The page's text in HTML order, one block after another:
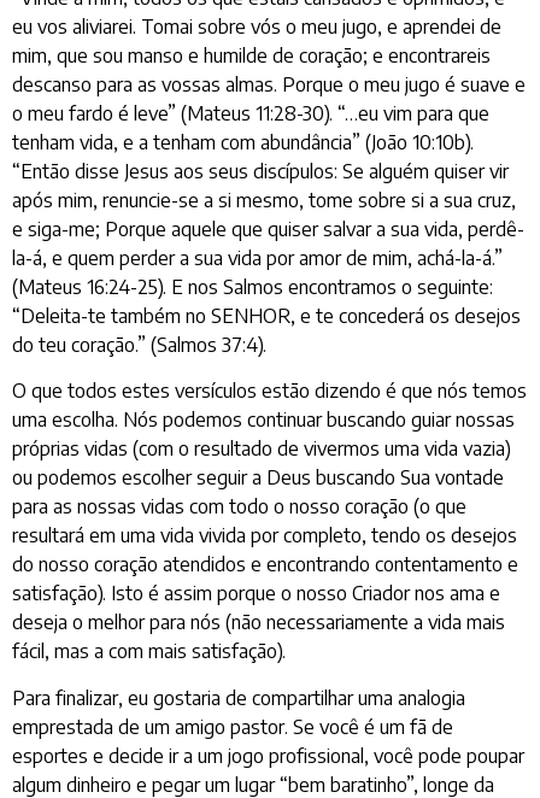
eu vos aliviarei. Tomai sobre vós o meu jugo, e aprendei de
mim, que sou manso e humilde de coração; e encontrareis
descanso para as vossas almas. Porque o meu jugo é suave e
o meu fardo é leve” (Mateus 11:28-30). “…eu vim para que
tenham vida, e a tenham com abundância” (João 10:10b).
“Então disse Jesus aos seus discípulos: Se alguém quiser vir
após mim, renuncie-se a si mesmo, tome sobre si a sua cruz,
e siga-me; Porque aquele que quiser salvar a sua vida, perdê-
la-á, e quem perder a sua vida por amor de mim, achá-la-á.”
(Mateus 16:24-25). E nos Salmos encontramos o seguinte:
“Deleita-te também no SENHOR, e te concederá os desejos
do teu coração.” (Salmos 37:4).
O que todos estes versículos estão dizendo é que nós temos
uma escolha. Nós podemos continuar buscando guiar nossas
próprias vidas (com o resultado de vivermos uma vida vazia)
ou podemos escolher seguir a Deus buscando Sua vontade
para as nossas vidas com todo o nosso coração (o que
resultará em uma vida vivida por completo, tendo os desejos
do nosso coração atendidos e encontrando contentamento e
satisfação). Isto é assim porque o nosso Criador nos ama e
deseja o melhor para nós (não necessariamente a vida mais
fácil, mas a com mais satisfação).
Para finalizar, eu gostaria de compartilhar uma analogia
emprestada de um amigo pastor. Se você é um fã de
esportes e decide ir a um jogo profissional, você pode poupar
algum dinheiro e pegar um lugar “bem baratinho”, longe da